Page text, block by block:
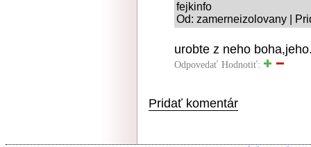
fejkinfo
Od: zamerneizolovany |
urobte z neho
Odpovedať Hodnotiť:
Pridať komentár